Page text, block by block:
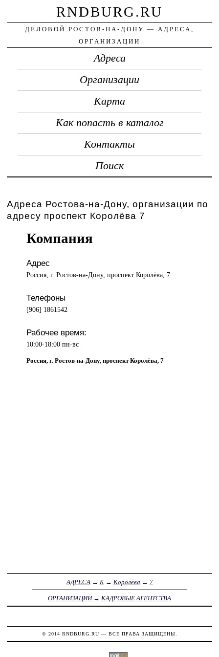
RNDBURG.RU
ДЕЛОВОЙ РОСТОВ-НА-ДОНУ — АДРЕСА,
ОРГАНИЗАЦИИ
Адреса
Организации
Карта
Как попасть в каталог
Контакты
Поиск
Адреса Ростова-на-Дону, организации по
адресу проспект Королёва 7
Компания
Адрес
Россия, г. Ростов-на-Дону, проспект Королёва, 7
Телефоны
[906] 1861542
Рабочее время:
10:00-18:00 пн-вс
Россия, г. Ростов-на-Дону, проспект Королёва, 7
АДРЕСА → К→ Королёва → 7
ОРГАНИЗАЦИИ→ КАДРОВЫЕ АГЕНТСТВА
© 2014 RNDBURG.RU — ВСЕ ПРАВА ЗАЩИЩЕНЫ.